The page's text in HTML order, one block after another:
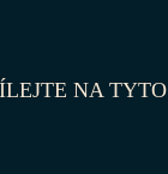
NA